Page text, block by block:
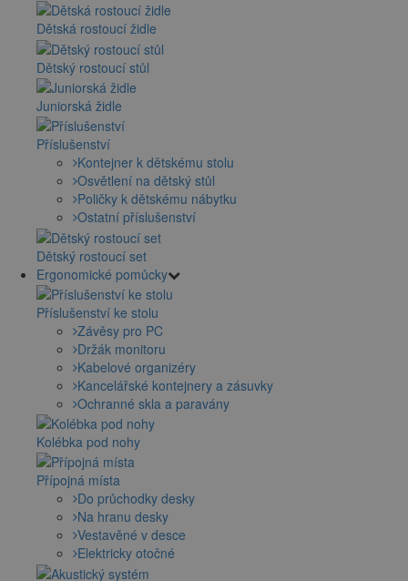
Dětská rostoucí židle
Dětský rostoucí stůl
Juniorská židle
Příslušenství
Kontejner k dětskému stolu
Osvětlení na dětský stůl
Poličky k dětskému nábytku
Ostatní příslušenství
Dětský rostoucí set
Ergonomické pomůcky
Příslušenství ke stolu
Závěsy pro PC
Držák monitoru
Kabelové organizéry
Kancelářské kontejnery a zásuvky
Ochranné skla a paravány
Kolébka pod nohy
Přípojná místa
Do průchodky desky
Na hranu desky
Vestavěné v desce
Elektricky otočné